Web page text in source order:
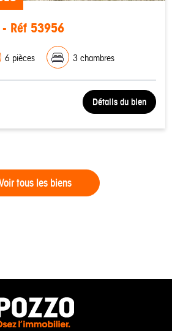
Réf 53956
6 pièces 3 chambres
Détails du bien
tous les biens